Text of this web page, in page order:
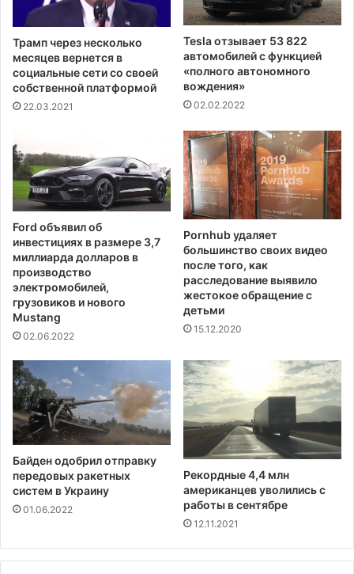
а
р
о
а
з
а
щ
т
Г
э
в
и
н
Н
ь
ю
с
о
а
г
у
в
ш
к
а
х
Трамп через несколько
месяцев вернется в
социальные сети со своей
собственной платформой
22.03.2021
Tesla отзывает 53 822
автомобилей с функцией
«полного автономного
вождения»
02.02.2022
Ford объявил об
инвестициях в размере 3,7
миллиарда долларов в
производство
электромобилей,
грузовиков и нового
Mustang
02.06.2022
Pornhub удаляет
большинство своих видео
после того, как
расследование выявило
жестокое обращение с
детьми
15.12.2020
Байден одобрил отправку
передовых ракетных
систем в Украину
01.06.2022
Рекордные 4,4 млн
американцев уволились с
работы в сентябре
12.11.2021